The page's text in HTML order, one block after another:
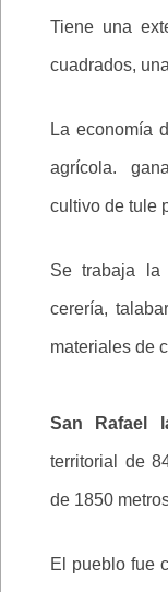
Tiene una
cuadrados,
La economía
agrícola.
cultivo de tule
Se trabaja la
cerería,
materiales de
San Rafael
territorial de
de 1850
El pueblo fue